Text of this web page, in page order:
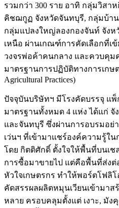
รวมกว่า 300 ราย อาทิ กลุ่มวิส
คิชฌกูฏ จังหวัดจันทบุรี, กลุ่มบ้าน
กลุ่มแปลงใหญ่ลองกองจันท์ จัง
เหนือ ผ่านเกณฑ์การคัดเลือกที่เ
วงจรพ่อค้าคนกลาง และควบคุ
มาตรฐานการปฏิบัติทางการเกษ
Agricultural Practices)
ปัจจุบันบริษัทฯ มีโรงคัดบรรจุ แ
มาตรฐานทั้งหมด 4 แห่ง ได้แก่
และจันทบุรี ซึ่งผ่านการอบรมอย่
เว่นฯ ที่เข้ามาแชร์องค์ความรู้
โดย กิตติศักดิ์ ตั้งใจให้พื้นที่บนเช
การซื้อมาขายไป แต่คือพื้นที่ส่ง
หัวใจเกษตรกร ทำให้พอร์ตโฟลิ
คัดสรรผลผลิตหมุนเวียนเข้ามา
หลาย ครอบคลุมตั้งแต่ เงาะ, มัง